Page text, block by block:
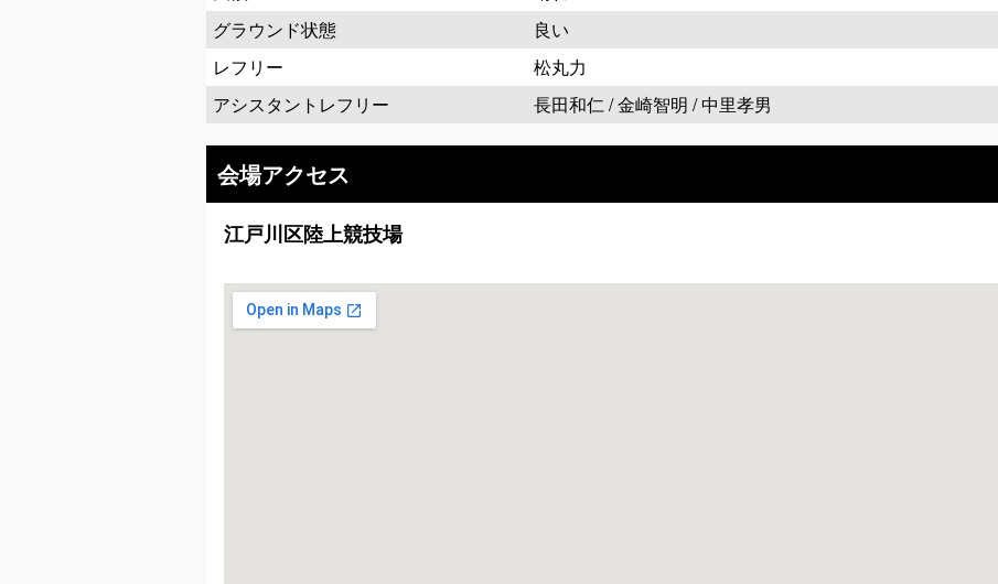
グラウンド状態
良い
レフリー
松丸力
アシスタントレフリー
長田和仁 / 金崎智明 / 中里孝男
会場アクセス
江戸川区陸上競技場